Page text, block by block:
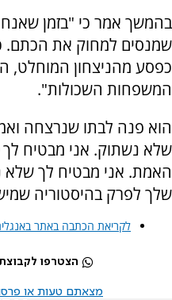
בהמשך אמר כי "בזמן
שמנסים למחוק את הכתם.
כפסע מהניצחון המוחלט,
המשפחות השכולות".
הוא פנה לבתו שנרצחה
שלא נשתוק. אני מבטיח
האמת. אני מבטיח לך
שלך לפרק בהיסטוריה
לקריאת הכתבה באתר
הצטרפו
מצאתם טעות או